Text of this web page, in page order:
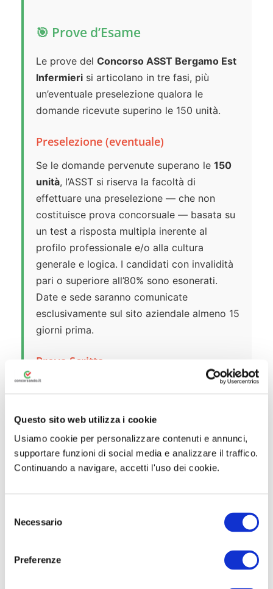
Questo sito web utilizza i cookie
Usiamo cookie per personalizzare contenuti e annunci,
supportare funzioni di social media e analizzare il traffico.
Continuando a navigare, accetti l'uso dei cookie.
Necessario
Preferenze
🎯 Prove d’Esame
Le prove del Concorso ASST Bergamo Est
Infermieri si articolano in tre fasi, più
un’eventuale preselezione qualora le
domande ricevute superino le 150 unità.
Preselezione (eventuale)
Se le domande pervenute superano le 150
unità, l’ASST si riserva la facoltà di
effettuare una preselezione — che non
costituisce prova concorsuale — basata su
un test a risposta multipla inerente al
profilo professionale e/o alla cultura
generale e logica. I candidati con invalidità
pari o superiore all’80% sono esonerati.
Date e sede saranno comunicate
esclusivamente sul sito aziendale almeno 15
giorni prima.
Prova Scritta
Consiste nello svolgimento di un tema o
sintetica scelti dalla Commissione, attinenti
alla materia e al profilo di Infermiere. Soglia
di sufficienza: 21/30.
specifiche relative al profilo o nella
qualificazione professionale richiesta.